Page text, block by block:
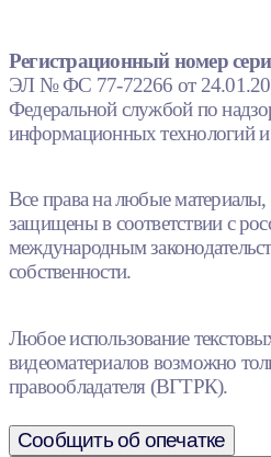
Регистрационный номер
ЭЛ № ФС 77-72266 от
Федеральной службой по
информационных технологий
Все права на любые материалы,
защищены в соответствии с
международным
собственности.
Любое использование
видеоматериалов возможно
правообладателя (ВГТРК).
Сообщить об опечатке